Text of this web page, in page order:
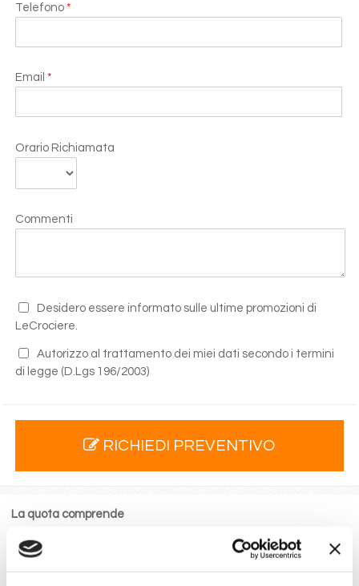
Telefono *
Email *
Orario Richiamata
Commenti
Desidero essere informato sulle ultime promozioni di
LeCrociere.
Autorizzo al trattamento dei miei dati secondo i termini
di legge (D.Lgs 196/2003)
RICHIEDI PREVENTIVO
La quota comprende
La sistemazione nella cabina prescelta dotata di ogni
comfort: servizi privati, aria condizionata, telefono, TV